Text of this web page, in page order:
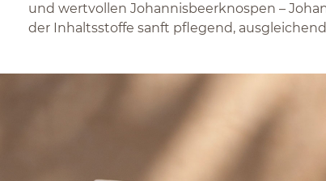
und wertvollen Johannisbeerknospen –
der Inhaltsstoffe sanft pflegend,